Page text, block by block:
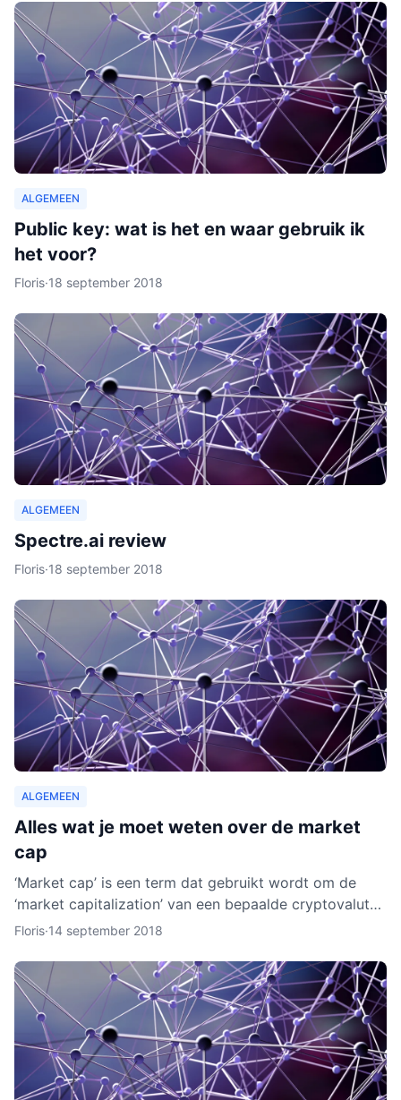
ALGEMEEN
Public key: wat is het en waar gebruik ik
het voor?
Floris·18 september 2018
ALGEMEEN
Spectre.ai review
Floris·18 september 2018
ALGEMEEN
Alles wat je moet weten over de market
cap
‘Market cap’ is een term dat gebruikt wordt om de
‘market capitalization’ van een bepaalde cryptovaluta
uit te drukken. Aan de hand van berekeningen van de
Floris·14 september 2018